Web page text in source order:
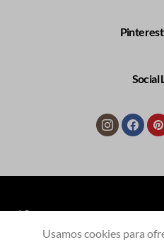
Social
Usamos cookies para